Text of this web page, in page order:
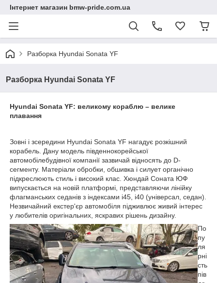
Інтернет магазин bmw-pride.com.ua
Разборка Hyundai Sonata YF
Разборка Hyundai Sonata YF
Hyundai Sonata YF: великому кораблю – велике
плавання
Зовні і зсередини Hyundai Sonata YF нагадує розкішний
корабель. Дану модель південнокорейської
автомобілебудівної компанії зазвичай відносять до D-
сегменту. Матеріали обробки, обшивка і силует органічно
підкреслюють стиль і високий клас. Хюндай Соната ЮФ
випускається на новій платформі, представляючи лінійку
флагманських седанів з індексами i45, i40 (універсал, седан).
Незвичайний екстер'єр автомобіля підживлює живий інтерес
у любителів оригінальних, яскравих рішень дизайну.
По
пу
ля
рні
сть
пів